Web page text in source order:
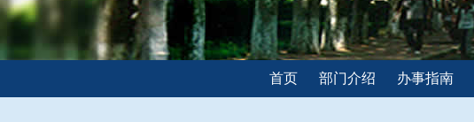
首页 部门介绍 办事指南